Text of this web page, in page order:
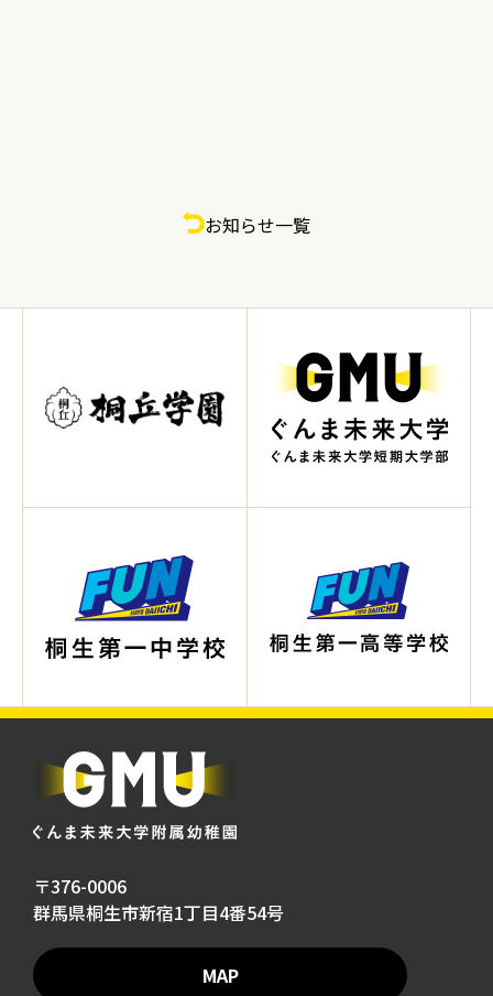
お知らせ一覧
〒376-0006
群馬県桐生市新宿1丁目4番54号
MAP